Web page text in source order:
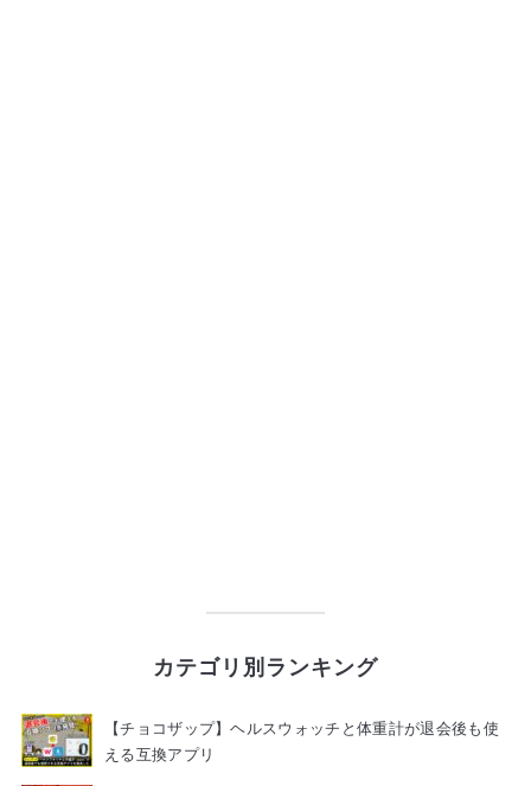
カテゴリ別ランキング
【チョコザップ】ヘルスウォッチと体重計が退会後も使
える互換アプリ